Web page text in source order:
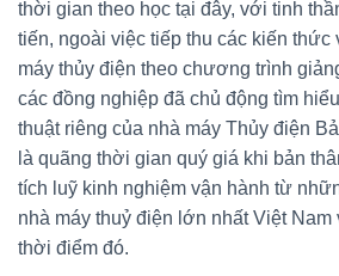
thời gian theo học tại đây, với tinh
tiến, ngoài việc tiếp thu các kiến thức
máy thủy điện theo chương trình
các đồng nghiệp đã chủ động tìm
thuật riêng của nhà máy Thủy điện
là quãng thời gian quý giá khi bản
tích luỹ kinh nghiệm vận hành từ
nhà máy thuỷ điện lớn nhất Việt
thời điểm đó.